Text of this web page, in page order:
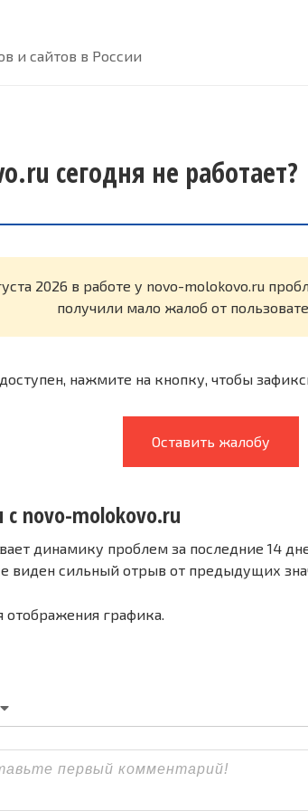
и сайтов в России
сегодня не работает?
2026 в работе у novo-molokovo.ru
получили мало жалоб от
нажмите на кнопку, чтобы
Оставить жалобу
с novo-molokovo.ru
динамику проблем за последние 14
виден сильный отрыв от предыдущих
отображения графика.